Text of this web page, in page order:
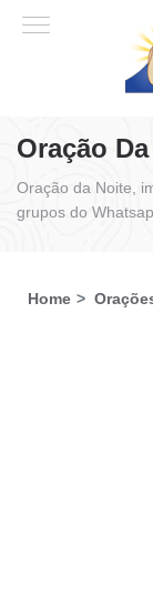
Oração
Oração da Noite,
grupos do
Home